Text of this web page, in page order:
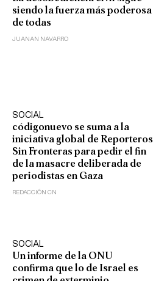
siendo la fuerza más poderosa
de todas
JUANAN NAVARRO
SOCIAL
códigonuevo se suma a la
iniciativa global de Reporteros
Sin Fronteras para pedir el fin
de la masacre deliberada de
periodistas en Gaza
REDACCIÓN CN
SOCIAL
Un informe de la ONU
confirma que lo de Israel es